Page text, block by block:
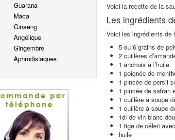
Guarana
Maca
Ginseng
Angélique
Gingembre
Aphrodisiaques
Voici la recette de la
Les ingrédients
Voici les ingrédients
5 ou 6 grains de
2 cuillères
1 anchois à l’huile
1 poignée de
1 pincée de persil
1 pincée de safran
1 cuillère à soupe
1 cuillère à soupe
1dl de vin blanc
1 tige de céleri
huile